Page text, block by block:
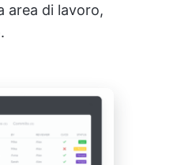
area di lavoro,